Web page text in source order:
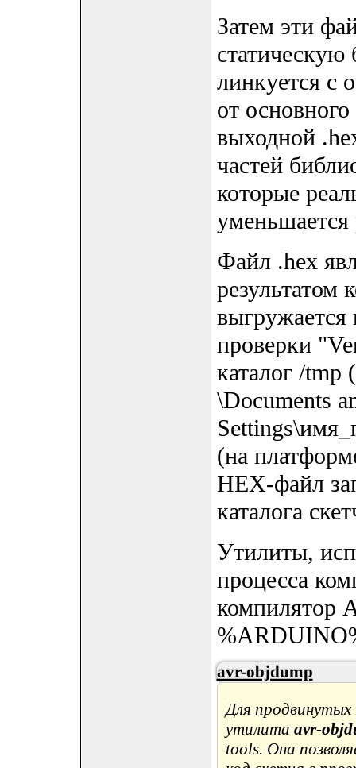
Затем эти
статическую
линкуется с
от
выходной
частей
которые
уменьшается
Файл .hex
результатом
проверки
каталог /
\Documents
(на
HEX-файл
каталога
Утилиты,
процесса
компилятор
avr-objdump
Для
утилита avr-
tools. Она